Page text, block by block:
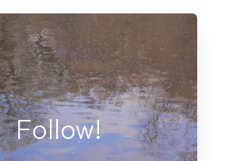
Follow!